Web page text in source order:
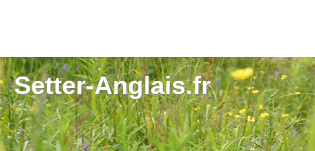
Setter-Anglais.fr